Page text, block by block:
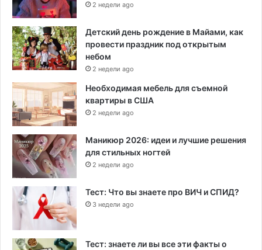
2 недели ago
Детский день рождение в Майами, как
провести праздник под открытым
небом
2 недели ago
Необходимая мебель для съемной
квартиры в США
2 недели ago
Маникюр 2026: идеи и лучшие решения
для стильных ногтей
2 недели ago
Тест: Что вы знаете про ВИЧ и СПИД?
3 недели ago
Тест: знаете ли вы все эти факты о